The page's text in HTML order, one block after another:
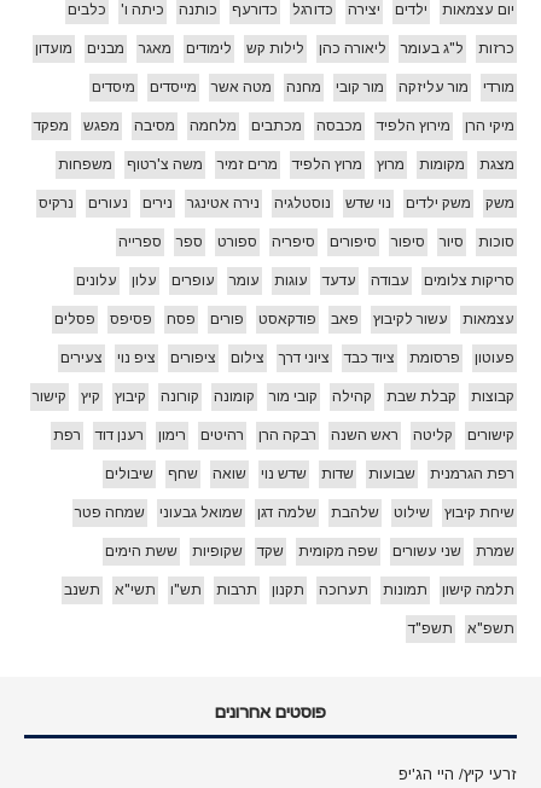
יום עצמאות ילדים יצירה כדורגל כדורעף כותנה כיתה ו' כלבים
כרזות ל"ג בעומר ליאורה כהן לילות קש לימודים מאגר מבנים מועדון
מורדי מור עליזקה מור קובי מחנה מטה אשר מייסדים מיסדים
מיקי הרן מירוץ הלפיד מכבסה מכתבים מלחמה מסיבה מפגש מפקד
מצגת מקומות מרוץ מרוץ הלפיד מרים זמיר משה צ'רטוף משפחות
משק משק ילדים נוי שדש נוסטלגיה נירה אטינגר נירים נעורים נרקיס
סוכות סיור סיפור סיפורים סיפריה ספורט ספר ספרייה
סריקות צלומים עבודה עדעד עוגות עומר עופרים עלון עלונים
עצמאות עשור לקיבוץ פאב פודקאסט פורים פסח פסיפס פסלים
פעוטון פרסומת ציוד כבד ציוני דרך צילום ציפורים ציפ נוי צעירים
קבוצות קבלת שבת קהילה קובי מור קומונה קורונה קיבוץ קיץ קישור
קישורים קליטה ראש השנה רבקה הרן רהיטים רימון רענן דוד רפת
רפת הגרמנית שבועות שדות שדש נוי שואה שחף שיבולים
שיחת קיבוץ שילוט שלהבת שלמה דגן שמואל גבעוני שמחה פטר
שמרת שני עשורים שפה מקומית שקד שקופיות ששת הימים
תלמה קישון תמונות תערוכה תקנון תרבות תש"ו תשי"א תשנב
תשפ"א תשפ"ד
פוסטים אחרונים
זרעי קיץ/ היי הג'יפ